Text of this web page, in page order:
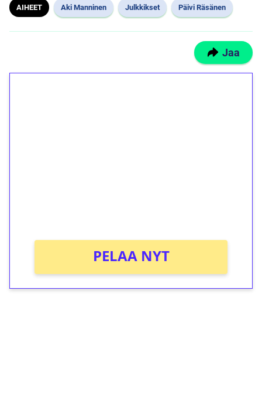
AIHEET Aki Manninen Julkkikset Päivi Räsänen
Jaa
PELAA NYT